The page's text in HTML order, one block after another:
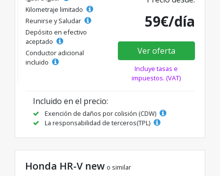
Kilometraje limitado
Reunirse y Saludar
Depósito en efectivo
aceptado
Conductor adicional
incluido
59€/día
Ver oferta
Incluye tasas e
impuestos. (VAT)
Incluido en el precio:
Exención de daños por colisión (CDW)
La responsabilidad de terceros(TPL)
Honda HR-V new o similar